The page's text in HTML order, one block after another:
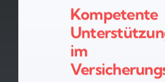
Kompetente
im